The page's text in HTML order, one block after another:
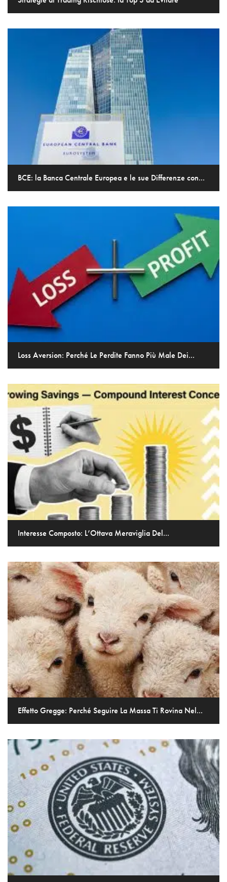
BCE: la Banca Centrale Europea e le sue Differenze con...
Loss Aversion: Perché Le Perdite Fanno Più Male Dei...
Interesse Composto: L’Ottava Meraviglia Del...
Effetto Gregge: Perché Seguire La Massa Ti Rovina Nel...